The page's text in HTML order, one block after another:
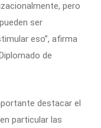
pero
ser
eso”, afirma
de
destacar el
particular las